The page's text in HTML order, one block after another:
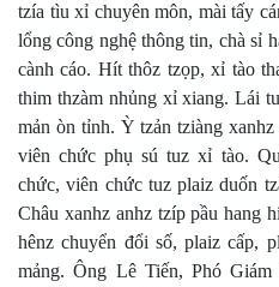
tzía tìu xỉ chuyên môn, mài tấy
lổng công nghệ thông tin, chà sỉ
cành cáo. Hít thôz tzọp, xỉ tào
thim thzàm nhủng xỉ xiang. Lái
mản òn tỉnh. Ỳ tzản tziàng
viên chức phụ sú tuz xỉ tào.
chức, viên chức tuz plaiz duốn
Châu xanhz anhz tzíp pầu hang
hênz chuyển đổi số, plaiz cấp,
mảng. Ông Lê Tiến, Phó